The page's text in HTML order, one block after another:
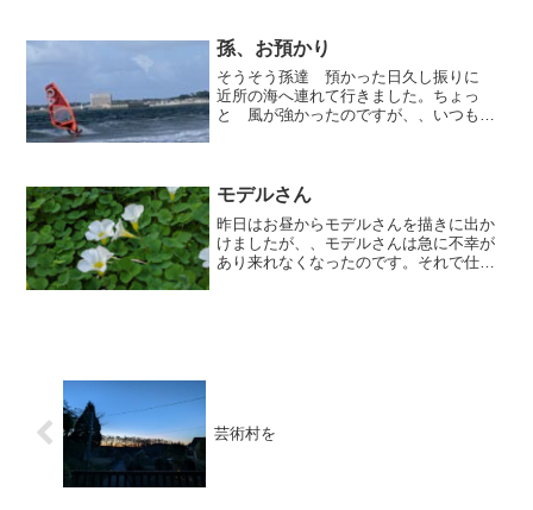
ても上手で遠...
孫、お預かり
そうそう孫達 預かった日久し振りに
近所の海へ連れて行きました。ちょっ
と 風が強かったのですが、、いつも
モデルさん
昨日はお昼からモデルさんを描きに出か
けましたが、、モデルさんは急に不幸が
あり来れなくなったのです。それで仕方
芸術村を